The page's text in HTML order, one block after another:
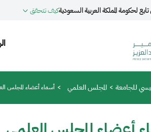
لحكومة المملكة العربية السعوديةكيف تتحقق
التنقل
للجامعة المجلس العلمي أسماء أعضاء المجلس